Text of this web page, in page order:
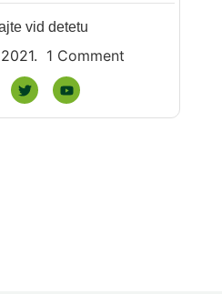
vid detetu
1 Comment